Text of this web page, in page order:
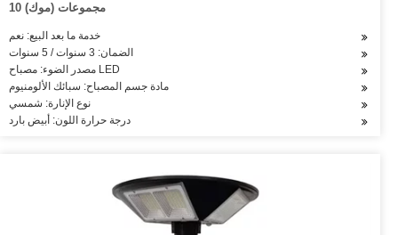
10 مجموعات (موك)
خدمة ما بعد البيع: نعم
الضمان: 3 سنوات / 5 سنوات
مصدر الضوء: مصباح LED
مادة جسم المصباح: سبائك الألومنيوم
نوع الإنارة: شمسي
درجة حرارة اللون: أبيض بارد